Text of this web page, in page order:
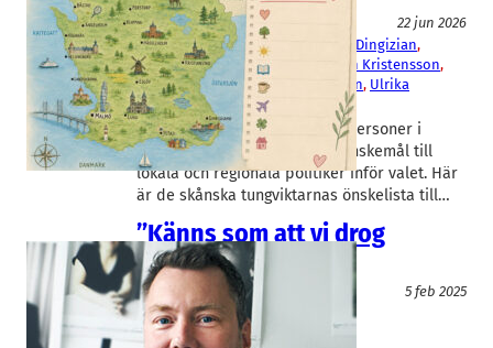
Politik
22 jun 2026
Carolina Faxe, Dan Olofsson Greg Dingizian
Kerstin Lindell
Per Bertland Sven Kristensson
Tomas de Souza Ulrika Hallengren, Ulrika
Ringdahl
Rapidus har bett tongivande personer i
skånskt näringsliv ange sina önskemål till
lokala och regionala politiker inför valet. Här
är de skånska tungviktarnas önskelista till…
”Känns som att vi drog
nitlotten”
Entreprenörskap
5 feb 2025
Minc, Smile Incubator
Daniel Persson
, Ulrika Ringdahl